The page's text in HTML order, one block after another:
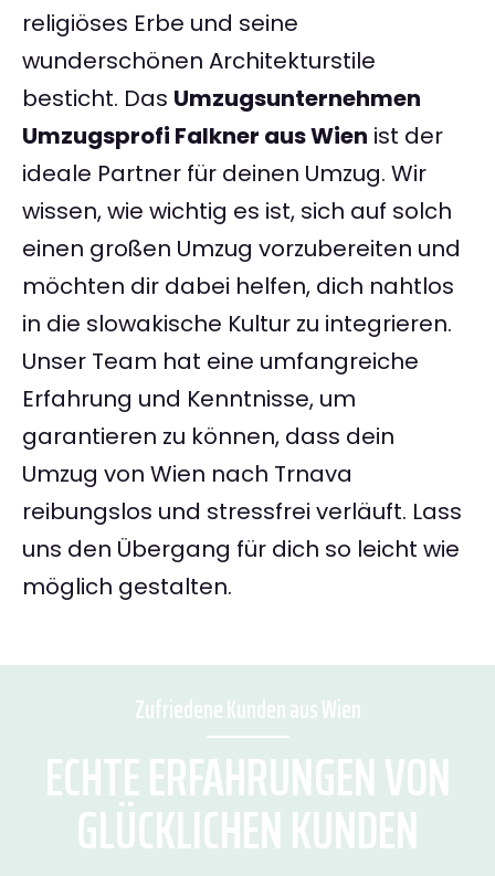
religiöses Erbe und seine
wunderschönen Architekturstile
besticht. Das Umzugsunternehmen
Umzugsprofi Falkner aus Wien ist der
ideale Partner für deinen Umzug. Wir
wissen, wie wichtig es ist, sich auf solch
einen großen Umzug vorzubereiten und
möchten dir dabei helfen, dich nahtlos
in die slowakische Kultur zu integrieren.
Unser Team hat eine umfangreiche
Erfahrung und Kenntnisse, um
garantieren zu können, dass dein
Umzug von Wien nach Trnava
reibungslos und stressfrei verläuft. Lass
uns den Übergang für dich so leicht wie
möglich gestalten.
Zufriedene Kunden aus Wien
ECHTE ERFAHRUNGEN VON
GLÜCKLICHEN KUNDEN